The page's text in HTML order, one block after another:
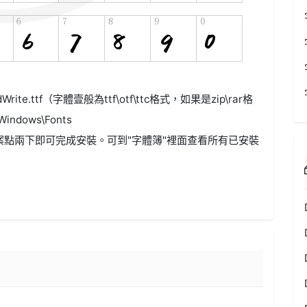
（字體壹般為ttf\otf\ttc格式，如果是zip\rar格
點兩下即可完成安裝。可到"字體簿"裡面查看所有已安裝